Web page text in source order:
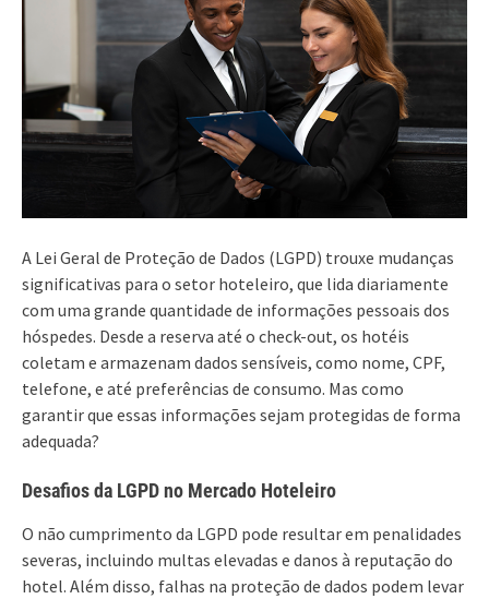
A Lei Geral de Proteção de Dados (LGPD) trouxe mudanças
significativas para o setor hoteleiro, que lida diariamente
com uma grande quantidade de informações pessoais dos
hóspedes. Desde a reserva até o check-out, os hotéis
coletam e armazenam dados sensíveis, como nome, CPF,
telefone, e até preferências de consumo. Mas como
garantir que essas informações sejam protegidas de forma
adequada?
Desafios da LGPD no Mercado Hoteleiro
O não cumprimento da LGPD pode resultar em penalidades
severas, incluindo multas elevadas e danos à reputação do
hotel. Além disso, falhas na proteção de dados podem levar